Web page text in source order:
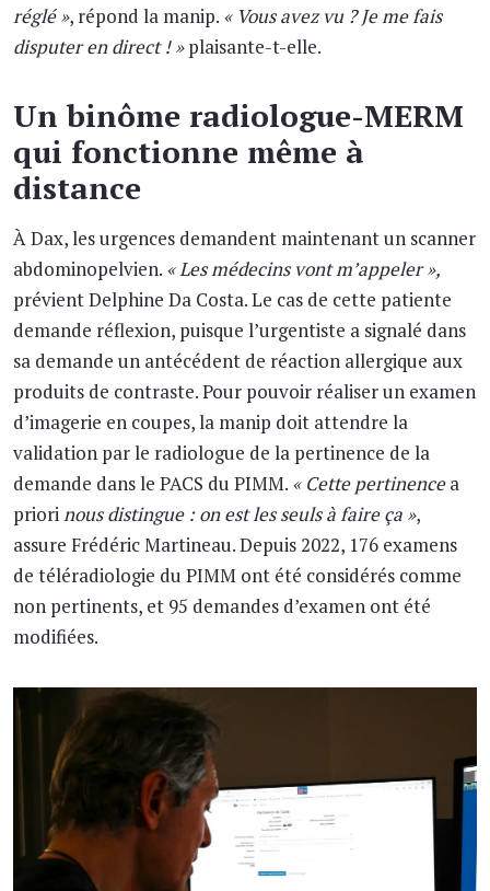
réglé », répond la manip. « Vous avez vu ? Je me fais
disputer en direct ! »plaisante-t-elle.
Un binôme radiologue-MERM
qui fonctionne même à
distance
À Dax, les urgences demandent maintenant un scanner
abdominopelvien. « Les médecins vont m’appeler »,
prévient Delphine Da Costa. Le cas de cette patiente
demande réflexion, puisque l’urgentiste a signalé dans
sa demande un antécédent de réaction allergique aux
produits de contraste. Pour pouvoir réaliser un examen
d’imagerie en coupes, la manip doit attendre la
validation par le radiologue de la pertinence de la
demande dans le PACS du PIMM. « Cette pertinencea
priorinous distingue : on est les seuls à faire ça »,
assure Frédéric Martineau. Depuis 2022, 176 examens
de téléradiologie du PIMM ont été considérés comme
non pertinents, et 95 demandes d’examen ont été
modifiées.